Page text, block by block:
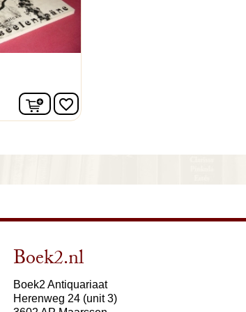
In winkelwagen
favorite_border
Boek2.nl
Boek2 Antiquariaat
Herenweg 24 (unit 3)